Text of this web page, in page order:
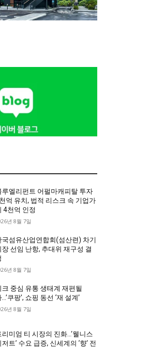
루엘리펀트 어펄마캐피탈 투자
억 유치, 법적 리스크 속 기업가
4천억 인정
년 8월 7일
국섬유산업연합회(섬산련) 차기
장 선임 난항, 추대위 재구성 결
년 8월 7일
크 중심 유통 생태계 재편될
…’쿠팡’, 쇼핑 동선 ‘재 설계’
년 8월 7일
리미엄 티 시장의 진화…’웰니스
저트’ 수요 급증, 신세계의 ‘향’ 전